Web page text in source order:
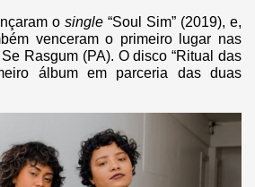
o single “Soul Sim” (2019), e,
venceram o primeiro lugar nas
Rasgum (PA). O disco “Ritual das
álbum em parceria das duas